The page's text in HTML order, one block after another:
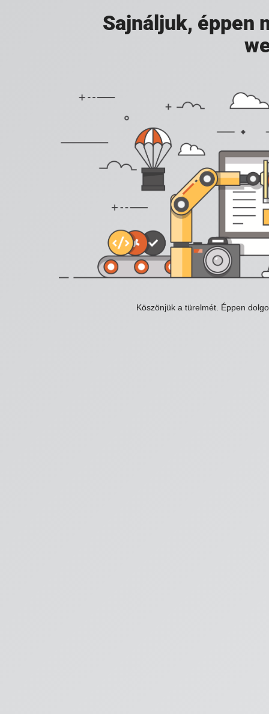
Sajnáljuk, éppen
Köszönjük a türelmét. Éppen